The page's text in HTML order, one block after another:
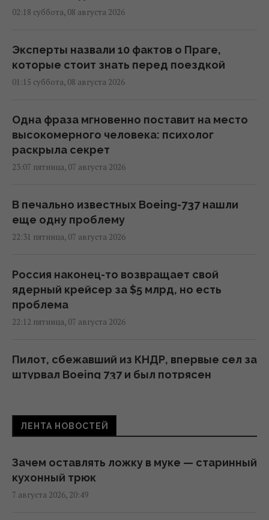
02:18 суббота, 08 августа 2026
Эксперты назвали 10 фактов о Праге,
которые стоит знать перед поездкой
01:15 суббота, 08 августа 2026
Одна фраза мгновенно поставит на место
высокомерного человека: психолог
раскрыла секрет
23:07 пятница, 07 августа 2026
В печально известных Boeing-737 нашли
еще одну проблему
22:31 пятница, 07 августа 2026
Россия наконец-то возвращает свой
ядерный крейсер за $5 млрд, но есть
проблема
22:12 пятница, 07 августа 2026
Пилот, сбежавший из КНДР, впервые сел за
штурвал Boeing 737 и был потрясен
Какое комнатное растение вам нравится:
18:00 пятница, 07 августа 2026
Он лазал по деревьям, как кот, но при этом
ЛЕНТА НОВОСТЕЙ
Зачем оставлять ложку в муке — старинный
кухонный трюк
7 августа 2026, 20:49